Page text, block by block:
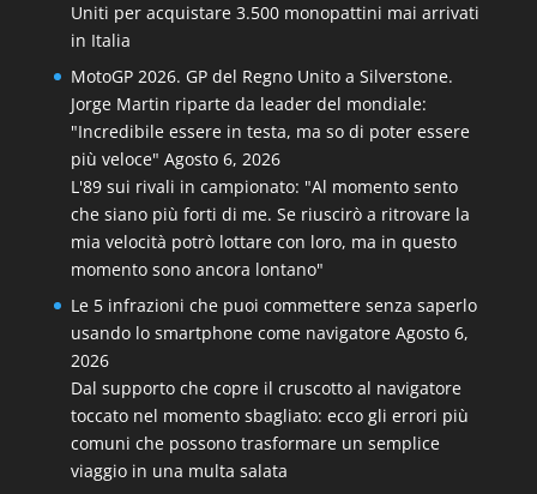
Uniti per acquistare 3.500 monopattini mai arrivati
in Italia
MotoGP 2026. GP del Regno Unito a Silverstone.
Jorge Martin riparte da leader del mondiale:
"Incredibile essere in testa, ma so di poter essere
più veloce" Agosto 6, 2026
L'89 sui rivali in campionato: "Al momento sento
che siano più forti di me. Se riuscirò a ritrovare la
mia velocità potrò lottare con loro, ma in questo
momento sono ancora lontano"
Le 5 infrazioni che puoi commettere senza saperlo
usando lo smartphone come navigatore Agosto 6,
2026
Dal supporto che copre il cruscotto al navigatore
toccato nel momento sbagliato: ecco gli errori più
comuni che possono trasformare un semplice
viaggio in una multa salata